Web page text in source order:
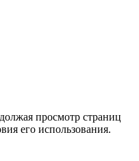
просмотр страниц
его использования.